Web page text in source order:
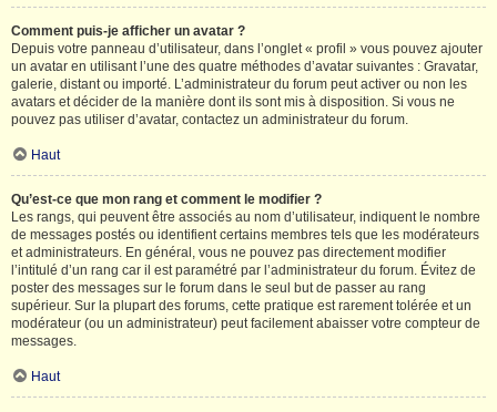
Comment puis-je afficher un avatar ?
Depuis votre panneau d’utilisateur, dans l’onglet « profil » vous pouvez ajouter
un avatar en utilisant l’une des quatre méthodes d’avatar suivantes : Gravatar,
galerie, distant ou importé. L’administrateur du forum peut activer ou non les
avatars et décider de la manière dont ils sont mis à disposition. Si vous ne
pouvez pas utiliser d’avatar, contactez un administrateur du forum.
Haut
Qu’est-ce que mon rang et comment le modifier ?
Les rangs, qui peuvent être associés au nom d’utilisateur, indiquent le nombre
de messages postés ou identifient certains membres tels que les modérateurs
et administrateurs. En général, vous ne pouvez pas directement modifier
l’intitulé d’un rang car il est paramétré par l’administrateur du forum. Évitez de
poster des messages sur le forum dans le seul but de passer au rang
supérieur. Sur la plupart des forums, cette pratique est rarement tolérée et un
modérateur (ou un administrateur) peut facilement abaisser votre compteur de
messages.
Haut